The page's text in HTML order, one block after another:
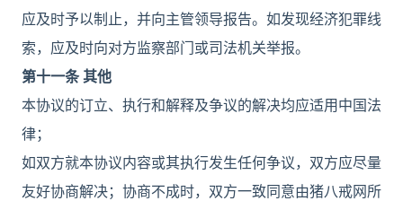
应及时予以制止，并向主管领导报告。如发现经济犯罪线
索，应及时向对方监察部门或司法机关举报。
第十一条 其他
本协议的订立、执行和解释及争议的解决均应适用中国法
律；
如双方就本协议内容或其执行发生任何争议，双方应尽量
友好协商解决；协商不成时，双方一致同意由猪八戒网所